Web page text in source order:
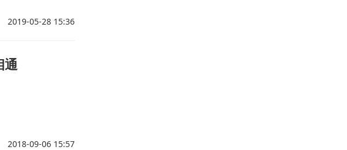
2019-05-28 15:36
通
2018-09-06 15:57